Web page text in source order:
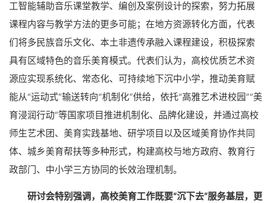
工智能辅助音乐课堂教学、编创及案例设计的探索，努力拓展
课程内容与教学方法的更多可能；在地方资源转化方面，代表
们将多民族音乐文化、本土非遗传承融入课程建设，积极探索
具有区域特色的音乐美育模式。代表们认为，高校优质艺术资
源应实现系统化、常态化、可持续地下沉中小学，推动美育赋
能从“运动式”输送转向“机制化”供给，依托“高雅艺术进校园”“美
育浸润行动”等国家项目推进机制化、品牌化建设，并通过高校
师生艺术团、美育实践基地、研学项目以及区域美育协作共同
体、城乡美育帮扶等多种形式，构建高校与地方政府、教育行
政部门、中小学三方协同的长效治理机制。
研讨会特别强调，高校美育工作既要“沉下去”服务基层，更